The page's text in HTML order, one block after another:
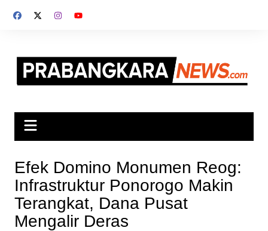
Efek Domino Monumen Reog:
Infrastruktur Ponorogo Makin
Terangkat, Dana Pusat
Mengalir Deras